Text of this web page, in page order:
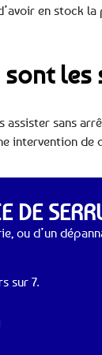
en stock
sont les
sans
intervention de
DE
ou d’un
sur 7.